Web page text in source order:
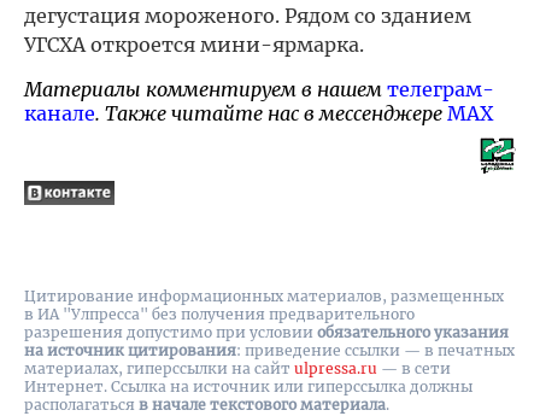
дегустация мороженого. Рядом со зданием
УГСХА откроется мини-ярмарка.
Материалы комментируем в нашем телеграм-
канале. Также читайте нас в мессенджере MAX
Цитирование информационных материалов, размещенных
в ИА "Улпресса" без получения предварительного
разрешения допустимо при условии обязательного указания
на источник цитирования: приведение ссылки — в печатных
материалах, гиперссылки на cайт ulpressa.ru — в сети
Интернет. Ссылка на источник или гиперссылка должны
располагаться в начале текстового материала.